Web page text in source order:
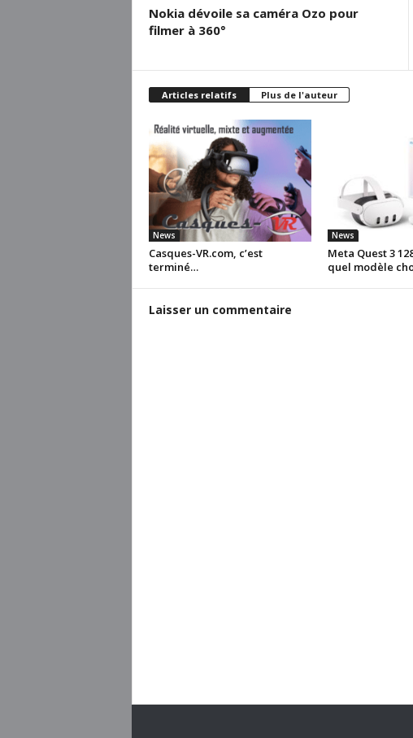
Nokia dévoile sa caméra Ozo pour
filmer à 360°
Articles relatifs Plus de l'auteur
News
Casques-VR.com, c’est
terminé…
News
Meta Quest 3
quel modèle
Laisser un commentaire